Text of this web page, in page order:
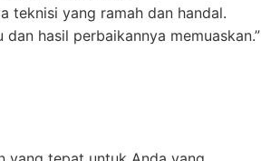
teknisi yang ramah dan handal.
hasil perbaikannya memuaskan.”